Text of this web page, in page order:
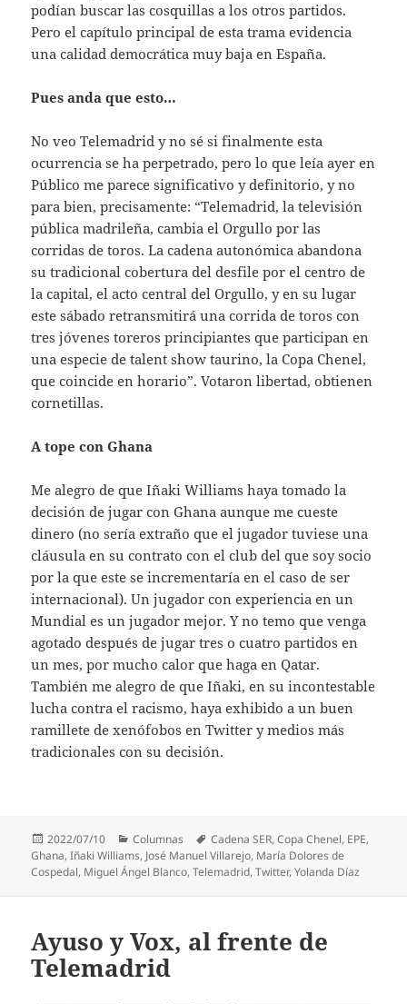
podían buscar las cosquillas a los otros partidos.
Pero el capítulo principal de esta trama evidencia
una calidad democrática muy baja en España.
Pues anda que esto…
No veo Telemadrid y no sé si finalmente esta
ocurrencia se ha perpetrado, pero lo que leía ayer en
Público me parece significativo y definitorio, y no
para bien, precisamente: “Telemadrid, la televisión
pública madrileña, cambia el Orgullo por las
corridas de toros. La cadena autonómica abandona
su tradicional cobertura del desfile por el centro de
la capital, el acto central del Orgullo, y en su lugar
este sábado retransmitirá una corrida de toros con
tres jóvenes toreros principiantes que participan en
una especie de talent show taurino, la Copa Chenel,
que coincide en horario”. Votaron libertad, obtienen
cornetillas.
A tope con Ghana
Me alegro de que Iñaki Williams haya tomado la
decisión de jugar con Ghana aunque me cueste
dinero (no sería extraño que el jugador tuviese una
cláusula en su contrato con el club del que soy socio
por la que este se incrementaría en el caso de ser
internacional). Un jugador con experiencia en un
Mundial es un jugador mejor. Y no temo que venga
agotado después de jugar tres o cuatro partidos en
un mes, por mucho calor que haga en Qatar.
También me alegro de que Iñaki, en su incontestable
lucha contra el racismo, haya exhibido a un buen
ramillete de xenófobos en Twitter y medios más
tradicionales con su decisión.
Publicado
el
2022/07/10 Categorías
Columnas Etiquetas
Cadena SER,Copa Chenel, EPE,
Ghana,Iñaki Williams, José Manuel Villarejo, María Dolores de
Cospedal, Miguel Ángel Blanco,Telemadrid,Twitter,Yolanda Díaz
Ayuso y Vox, al frente de
Telemadrid